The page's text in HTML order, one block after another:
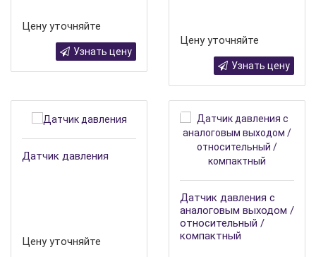
Цену уточняйте
Узнать цену
Цену уточняйте
Узнать цену
Датчик давления
Цену уточняйте
Датчик давления с
аналоговым выходом /
относительный /
компактный